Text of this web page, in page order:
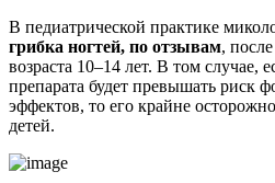
В педиатрической практике
грибка ногтей, по отзывам,
возраста 10–14 лет. В том случае,
препарата будет превышать риск
эффектов, то его крайне
детей.